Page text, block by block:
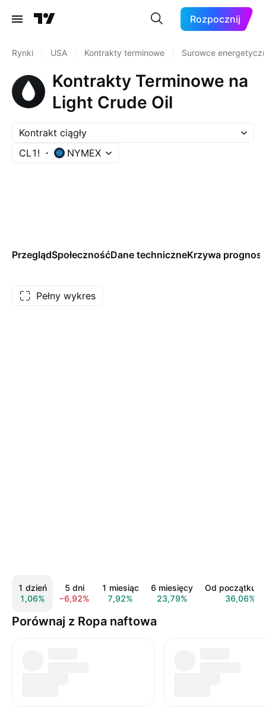
Rozpocznij
Rynki USA Kontrakty terminowe Surowce
Kontrakty Terminowe na
Light Crude Oil
Kontrakt ciągły
CL1!
NYMEX
PrzeglądSpołecznośćDane techniczneKrzywa
Pełny wykres
1 dzień
1,06%
5 dni
−6,92%
1 miesiąc
7,92%
6 miesięcy
23,79%
Od początku
36,06%
Porównaj z Ropa naftowa